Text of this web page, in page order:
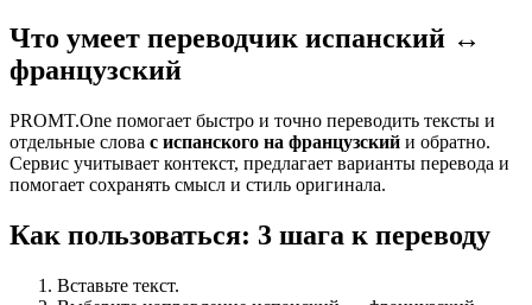
Что умеет переводчик испанский ↔
французский
PROMT.One помогает быстро и точно переводить тексты и
отдельные слова с испанского на французский и обратно.
Сервис учитывает контекст, предлагает варианты перевода и
помогает сохранять смысл и стиль оригинала.
Как пользоваться: 3 шага к переводу
Вставьте текст.